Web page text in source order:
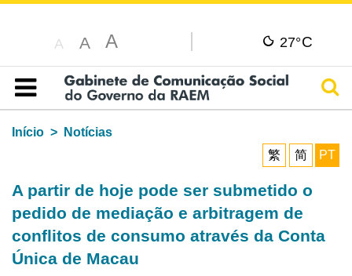
A A A 27°C
Índice
Início
Notícias
繁
简 PT
A partir de hoje pode ser submetido o
pedido de mediação e arbitragem de
conflitos de consumo através da Conta
Única de Macau